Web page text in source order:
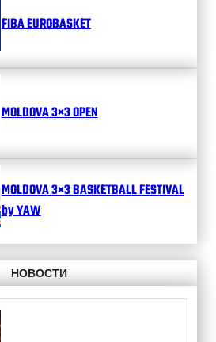
FIBA EUROBASKET
MOLDOVA 3×3 OPEN
MOLDOVA 3×3 BASKETBALL FESTIVAL
by YAW
НОВОСТИ